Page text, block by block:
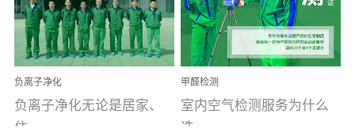
温暖潮湿、营养物质多、
通风缓慢的空间最易滋生
大量霉菌的...
重。汽车的空间范围小，
配件、皮具、装饰多，这
些都是汽...
负离子净化
负离子净化无论是居家、
住...
甲醛检测
室内空气检测服务为什么
选...